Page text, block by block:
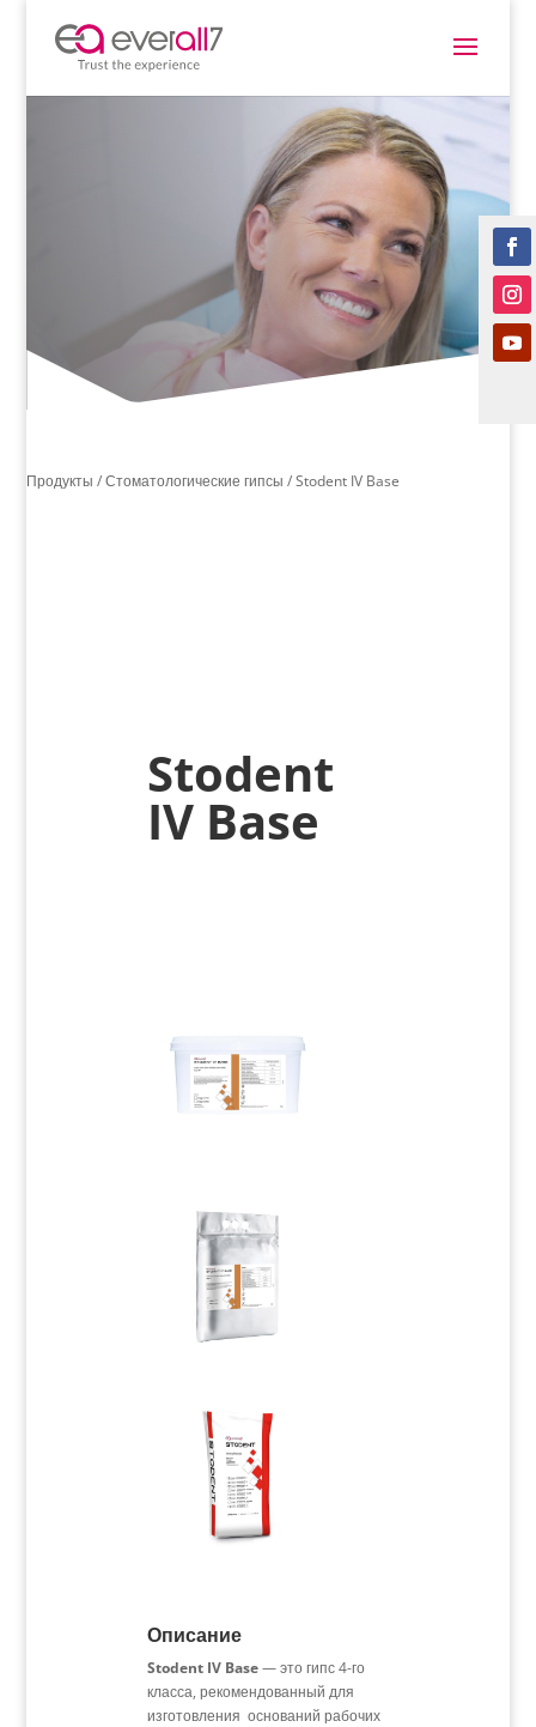
Продукты /Стоматологические гипсы / Stodent IV Base
Stodent
IV Base
Описание
Stodent IV Base— это гипс 4-го
класса, рекомендованный для
изготовления оснований рабочих